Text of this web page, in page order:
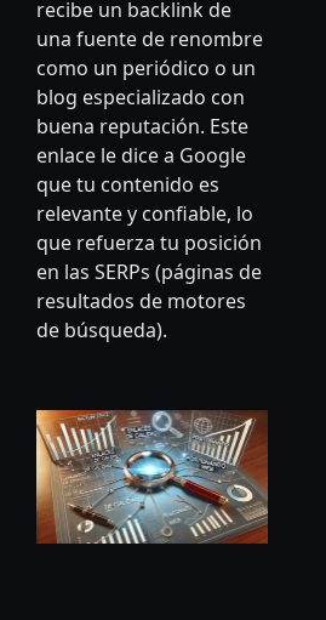
recibe un backlink de
una fuente de renombre
como un periódico o un
blog especializado con
buena reputación. Este
enlace le dice a Google
que tu contenido es
relevante y confiable, lo
que refuerza tu posición
en las SERPs (páginas de
resultados de motores
de búsqueda).